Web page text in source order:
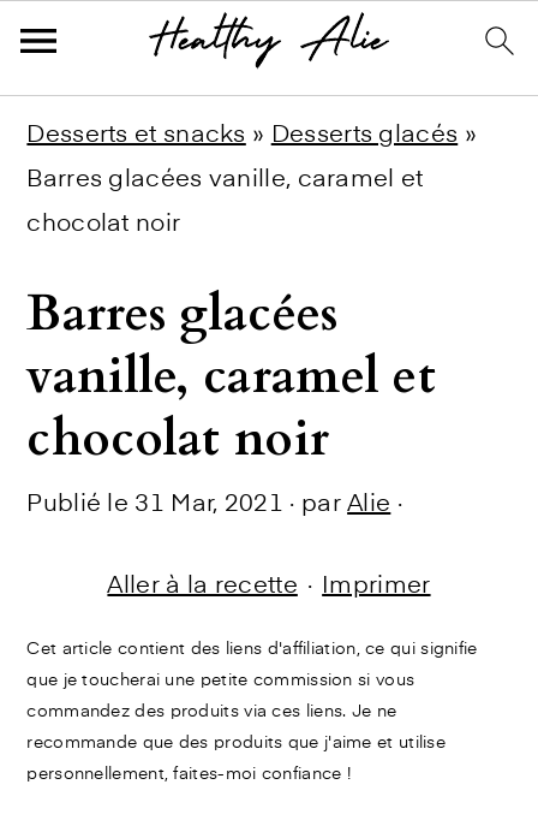
primary
main
primary
Desserts et snacks » Desserts glacés »
Barres glacées vanille, caramel et
chocolat noir
Barres glacées
vanille, caramel et
chocolat noir
Publié le 31 Mar, 2021 · parAlie ·
Aller à la recette · Imprimer
Cet article contient des liens d'affiliation, ce qui signifie
que je toucherai une petite commission si vous
commandez des produits via ces liens. Je ne
recommande que des produits que j'aime et utilise
personnellement, faites-moi confiance !